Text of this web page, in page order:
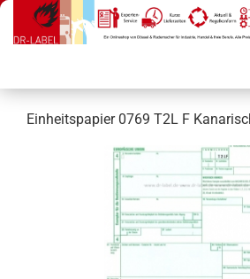
Einheitspapier 0769 T2L F